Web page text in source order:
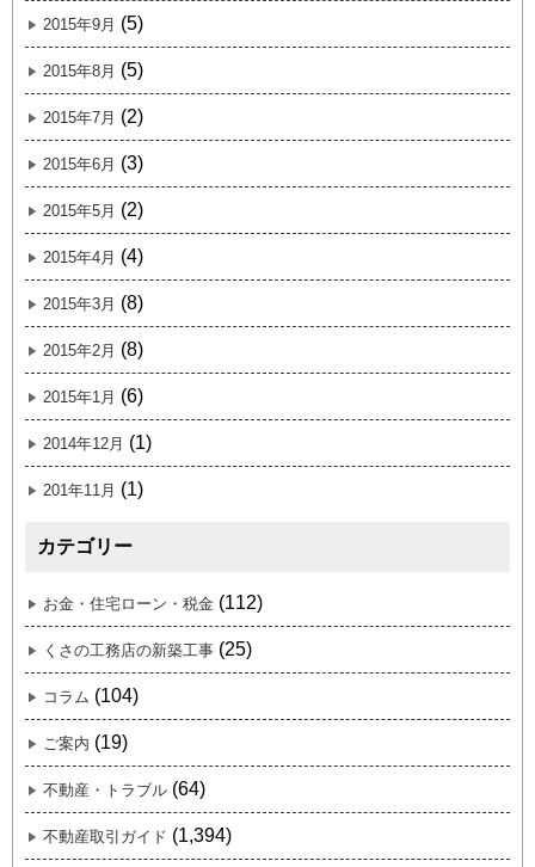
2015年9月 (5)
2015年8月 (5)
2015年7月 (2)
2015年6月 (3)
2015年5月 (2)
2015年4月 (4)
2015年3月 (8)
2015年2月 (8)
2015年1月 (6)
2014年12月 (1)
201年11月 (1)
カテゴリー
お金・住宅ローン・税金 (112)
くさの工務店の新築工事 (25)
コラム (104)
ご案内 (19)
不動産・トラブル (64)
不動産取引ガイド (1,394)